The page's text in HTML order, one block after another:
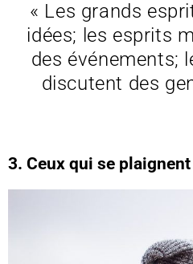
« Les grands
idées; les esprits
des événements;
discutent des
3. Ceux qui se